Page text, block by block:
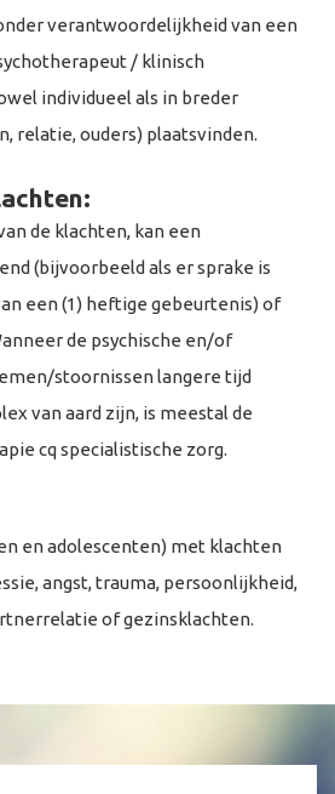
verantwoordelijkheid van een
/ klinisch
individueel als in breder
relatie, ouders) plaatsvinden.
de klachten, kan een
(bijvoorbeeld als er sprake is
een (1) heftige gebeurtenis) of
de psychische en/of
stoornissen langere tijd
van aard zijn, is meestal de
cq specialistische zorg.
en adolescenten) met klachten
angst, trauma, persoonlijkheid,
of gezinsklachten.